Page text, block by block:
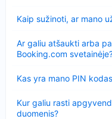
Kaip sužinoti, ar mano
Ar galiu atšaukti arba
Booking.com
Kas yra mano PIN
Kur galiu rasti
duomenis?